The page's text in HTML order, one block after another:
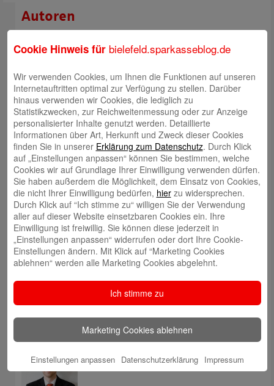
Autoren
Volker Ehlebracht
Jens Flachmann
Stephan Merkel
Cookie Hinweis für bielefeld.sparkasseblog.de
Wir verwenden Cookies, um Ihnen die Funktionen auf unseren
Internetauftritten optimal zur Verfügung zu stellen. Darüber
hinaus verwenden wir Cookies, die lediglich zu
Statistikzwecken, zur Reichweitenmessung oder zur Anzeige
personalisierter Inhalte genutzt werden. Detaillierte
Informationen über Art, Herkunft und Zweck dieser Cookies
finden Sie in unserer Erklärung zum Datenschutz. Durch Klick
auf „Einstellungen anpassen“ können Sie bestimmen, welche
Cookies wir auf Grundlage Ihrer Einwilligung verwenden dürfen.
Sie haben außerdem die Möglichkeit, dem Einsatz von Cookies,
die nicht Ihrer Einwilligung bedürfen, hierzu widersprechen.
Durch Klick auf “Ich stimme zu“ willigen Sie der Verwendung
aller auf dieser Website einsetzbaren Cookies ein. Ihre
Einwilligung ist freiwillig. Sie können diese jederzeit in
„Einstellungen anpassen“ widerrufen oder dort Ihre Cookie-
Einstellungen ändern. Mit Klick auf “Marketing Cookies
ablehnen“ werden alle Marketing Cookies abgelehnt.
Ich stimme zu
Marketing Cookies ablehnen
Einstellungen anpassen Datenschutzerklärung Impressum